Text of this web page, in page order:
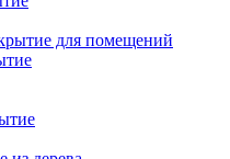
для помещений